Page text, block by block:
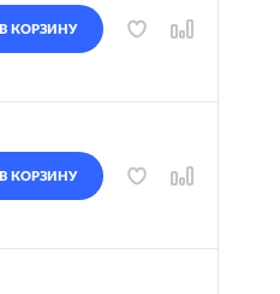
В КОРЗИНУ
В КОРЗИНУ